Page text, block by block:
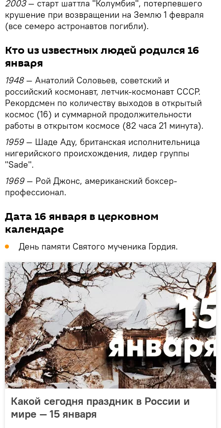
2003— старт шаттла "Колумбия", потерпевшего
крушение при возвращении на Землю 1 февраля
(все семеро астронавтов погибли).
Кто из известных людей родился 16
января
1948— Анатолий Соловьев, советский и
российский космонавт, летчик-космонавт СССР.
Рекордсмен по количеству выходов в открытый
космос (16) и суммарной продолжительности
работы в открытом космосе (82 часа 21 минута).
1959— Шаде Аду, британская исполнительница
нигерийского происхождения, лидер группы
"Sade".
1969— Рой Джонс, американский боксер-
профессионал.
Дата 16 января в церковном
календаре
День памяти Святого мученика Гордия.
Какой сегодня праздник в России и
мире — 15 января